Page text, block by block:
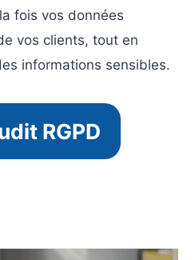
fois vos données
vos clients, tout en
informations sensibles.
RGPD